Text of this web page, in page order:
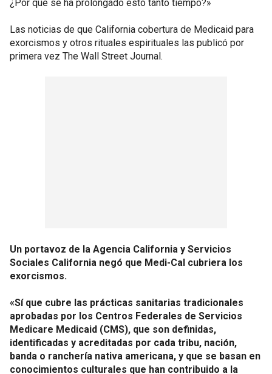
¿Por qué se ha prolongado esto tanto tiempo?»
Las noticias de que California cobertura de Medicaid para
exorcismos y otros rituales espirituales las publicó por
primera vez The Wall Street Journal.
Un portavoz de la Agencia California y Servicios
Sociales California negó que Medi-Cal cubriera los
exorcismos.
«Sí que cubre las prácticas sanitarias tradicionales
aprobadas por los Centros Federales de Servicios
Medicare Medicaid (CMS), que son definidas,
identificadas y acreditadas por cada tribu, nación,
banda o ranchería nativa americana, y que se basan en
conocimientos culturales que han contribuido a la